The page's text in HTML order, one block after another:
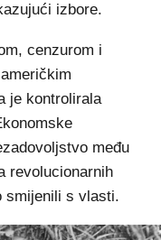
izbore.
cenzurom i
je kontrolirala
među
revolucionarnih
smijenili s vlasti.